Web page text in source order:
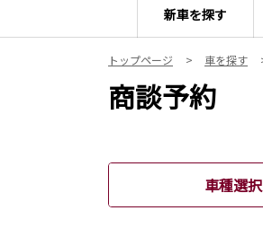
新車を探す
トップページ 車を探す
商談予約
車種選択